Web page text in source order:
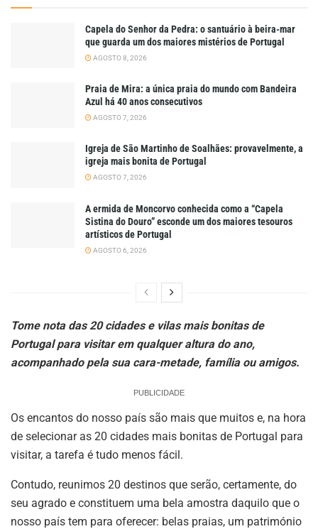
Capela do Senhor da Pedra: o santuário à beira-mar
que guarda um dos maiores mistérios de Portugal
AGOSTO 8, 2026
Praia de Mira: a única praia do mundo com Bandeira
Azul há 40 anos consecutivos
AGOSTO 7, 2026
Igreja de São Martinho de Soalhães: provavelmente, a
igreja mais bonita de Portugal
AGOSTO 7, 2026
A ermida de Moncorvo conhecida como a “Capela
Sistina do Douro” esconde um dos maiores tesouros
artísticos de Portugal
AGOSTO 6, 2026
Tome nota das 20 cidades e vilas mais bonitas de
Portugal para visitar em qualquer altura do ano,
acompanhado pela sua cara-metade, família ou amigos.
PUBLICIDADE
Os encantos do nosso país são mais que muitos e, na hora
de selecionar as 20 cidades mais bonitas de Portugal para
visitar, a tarefa é tudo menos fácil.
Contudo, reunimos 20 destinos que serão, certamente, do
seu agrado e constituem uma bela amostra daquilo que o
nosso país tem para oferecer: belas praias, um património